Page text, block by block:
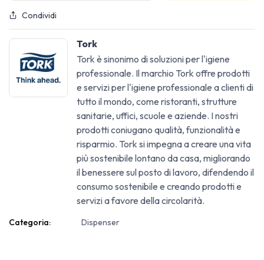
Condividi
Tork
Tork è sinonimo di soluzioni per l'igiene
professionale. Il marchio Tork offre prodotti
e servizi per l'igiene professionale a clienti di
tutto il mondo, come ristoranti, strutture
sanitarie, uffici, scuole e aziende. I nostri
prodotti coniugano qualità, funzionalità e
risparmio. Tork si impegna a creare una vita
più sostenibile lontano da casa, migliorando
il benessere sul posto di lavoro, difendendo il
consumo sostenibile e creando prodotti e
servizi a favore della circolarità.
Categoria: Dispenser